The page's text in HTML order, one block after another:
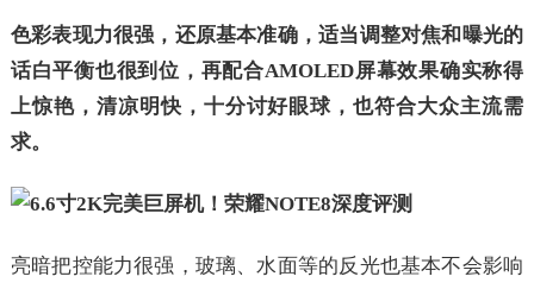
色彩表现力很强，还原基本准确，适当调整对焦和曝光的
话白平衡也很到位，再配合AMOLED屏幕效果确实称得
上惊艳，清凉明快，十分讨好眼球，也符合大众主流需
求。
亮暗把控能力很强，玻璃、水面等的反光也基本不会影响